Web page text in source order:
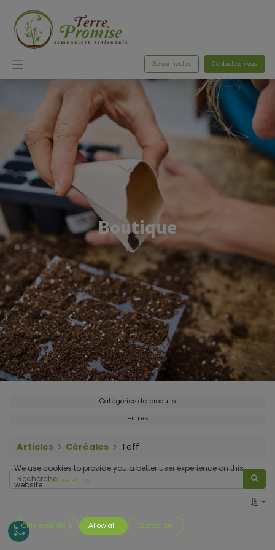
Se connecter Contactez-nous
Boutique
Catégories de produits
Filtres
Articles Céréales Teff
We use cookies to provide you a better user experience on this
website. Cookie Policy
Only essentials Allow all Customize